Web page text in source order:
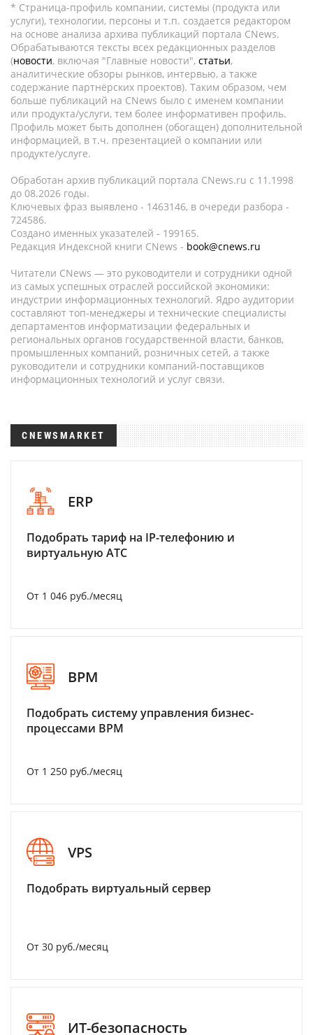
* Страница-профиль компании, системы (продукта или
услуги), технологии, персоны и т.п. создается редактором
на основе анализа архива публикаций портала CNews.
Обрабатываются тексты всех редакционных разделов
(новости, включая "Главные новости", статьи,
аналитические обзоры рынков, интервью, а также
содержание партнёрских проектов). Таким образом, чем
больше публикаций на CNews было с именем компании
или продукта/услуги, тем более информативен профиль.
Профиль может быть дополнен (обогащен) дополнительной
информацией, в т.ч. презентацией о компании или
продукте/услуге.
Обработан архив публикаций портала CNews.ru c 11.1998
до 08.2026 годы.
Ключевых фраз выявлено - 1463146, в очереди разбора -
724586.
Создано именных указателей - 199165.
Редакция Индексной книги CNews - book@cnews.ru
Читатели CNews — это руководители и сотрудники одной
из самых успешных отраслей российской экономики:
индустрии информационных технологий. Ядро аудитории
составляют топ-менеджеры и технические специалисты
департаментов информатизации федеральных и
региональных органов государственной власти, банков,
промышленных компаний, розничных сетей, а также
руководители и сотрудники компаний-поставщиков
информационных технологий и услуг связи.
CNEWSMARKET
ERP
Подобрать тариф на IP-телефонию и
виртуальную АТС
От 1 046 руб./месяц
BPM
Подобрать систему управления бизнес-
процессами BPM
От 1 250 руб./месяц
VPS
Подобрать виртуальный сервер
От 30 руб./месяц
ИТ-безопасность